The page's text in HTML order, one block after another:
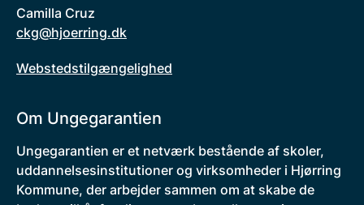
Camilla Cruz
ckg@hjoerring.dk
Webstedstilgængelighed
Om Ungegarantien
Ungegarantien er et netværk bestående af skoler,
uddannelsesinstitutioner og virksomheder i Hjørring
Kommune, der arbejder sammen om at skabe de